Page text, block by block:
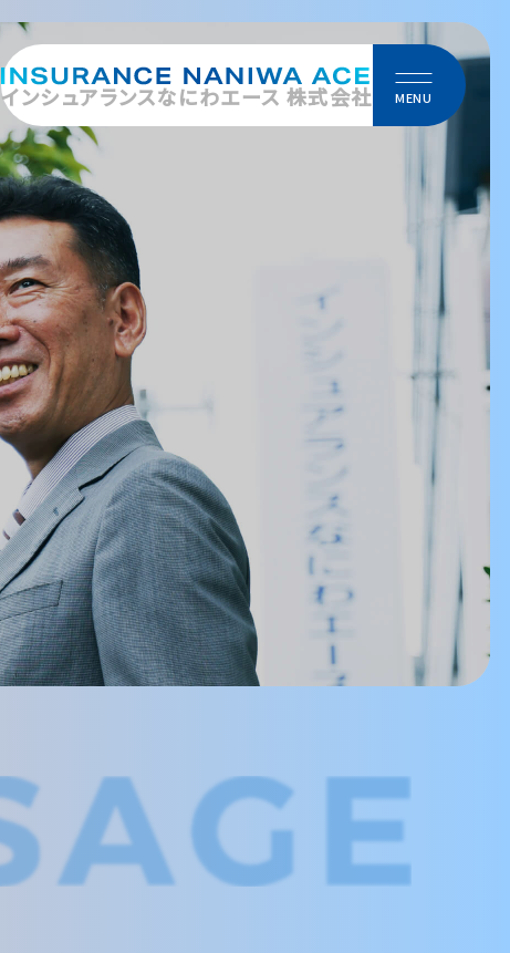
インシュアランスなにわエース 株式会社 MENU